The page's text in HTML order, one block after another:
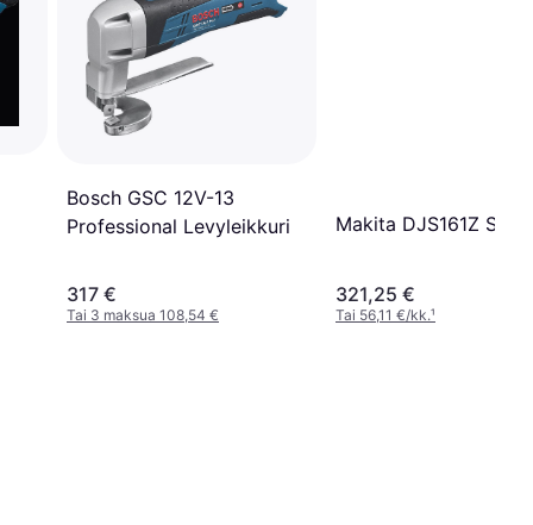
Bosch GSC 12V-13
Professional Levyleikkuri
317 €
Tai 3 maksua 108,54 €
Makita DJS161Z Solo
321,25 €
Tai 56,11 €/kk.¹